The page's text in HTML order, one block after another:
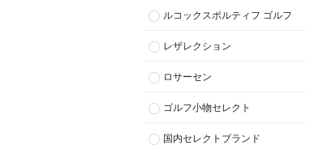
ルコックスポルティフ ゴルフ
レザレクション
ロサーセン
ゴルフ小物セレクト
国内セレクトブランド